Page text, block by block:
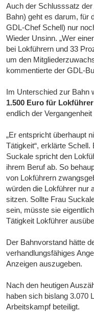
Auch der Schlusssatz
Bahn) geht es darum, für
GDL-Chef Schell) nur
Wieder Unsinn. „Wer
bei Lokführern und 33
um den
kommentierte der GDL-
Im Unterschied zur Bahn
1.500 Euro für
endlich der Vergangenheit
„Er entspricht überhaupt
Tätigkeit“, erklärte
Suckale spricht den
ihrem Beruf ab. So
von Lokführern
würden die Lokführer nur
sitzen. Sollte Frau
sein, müsste sie
Tätigkeit Lokführer
Der Bahnvorstand hätte
verhandlungsfähiges
Anzeigen auszugeben.
Nach den heutigen
haben sich bislang 3.070
Arbeitskampf beteiligt.